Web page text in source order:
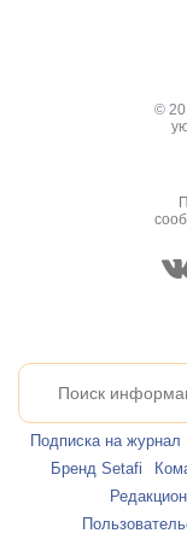
©
Подписка на журнал
Бренд Setafi